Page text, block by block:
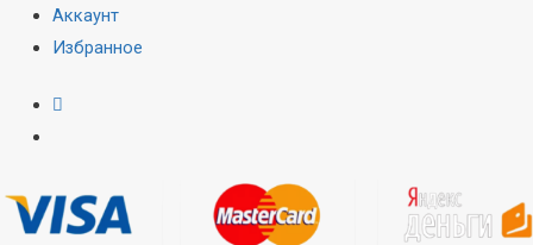
Аккаунт
Избранное